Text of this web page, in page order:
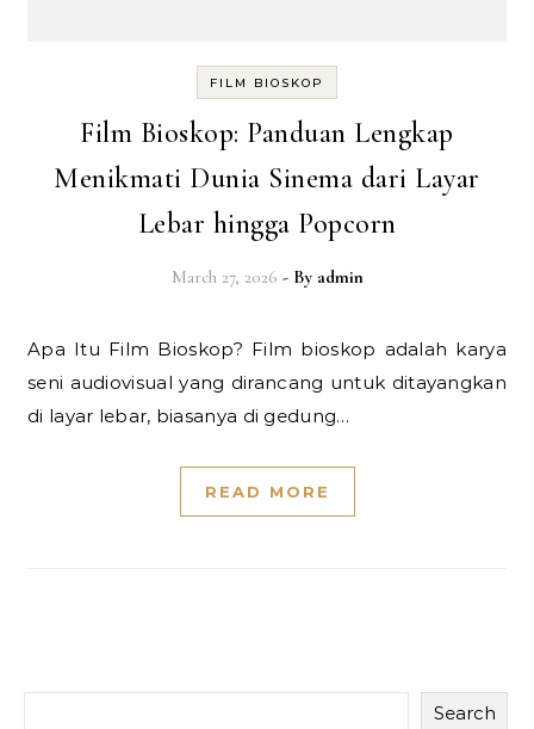
FILM BIOSKOP
Film Bioskop: Panduan Lengkap
Menikmati Dunia Sinema dari Layar
Lebar hingga Popcorn
March 27, 2026 - By admin
Apa Itu Film Bioskop? Film bioskop adalah karya
seni audiovisual yang dirancang untuk ditayangkan
di layar lebar, biasanya di gedung…
READ MORE
Search